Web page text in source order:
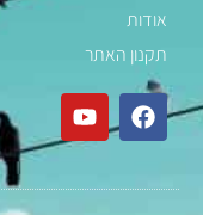
אודות
תקנון האתר